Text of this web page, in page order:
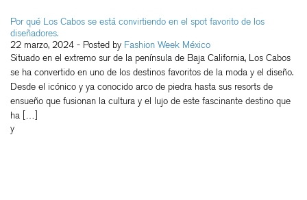
Por qué Los Cabos se está convirtiendo en el spot favorito de los
diseñadores.
22 marzo, 2024 - Posted by Fashion Week México
Situado en el extremo sur de la península de Baja California, Los Cabos
se ha convertido en uno de los destinos favoritos de la moda y el diseño.
Desde el icónico y ya conocido arco de piedra hasta sus resorts de
ensueño que fusionan la cultura y el lujo de este fascinante destino que
ha […]
y